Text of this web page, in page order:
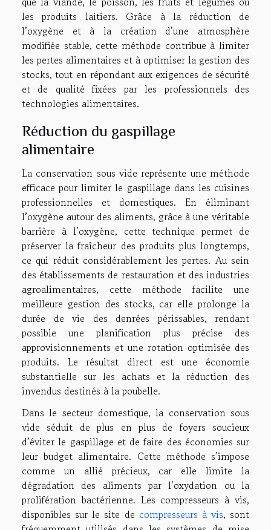
les produits laitiers. Grâce à la réduction de
l’oxygène et à la création d’une atmosphère
modifiée stable, cette méthode contribue à limiter
les pertes alimentaires et à optimiser la gestion des
stocks, tout en répondant aux exigences de sécurité
et de qualité fixées par les professionnels des
technologies alimentaires.
Réduction du gaspillage
alimentaire
La conservation sous vide représente une méthode
efficace pour limiter le gaspillage dans les cuisines
professionnelles et domestiques. En éliminant
l’oxygène autour des aliments, grâce à une véritable
barrière à l’oxygène, cette technique permet de
préserver la fraîcheur des produits plus longtemps,
ce qui réduit considérablement les pertes. Au sein
des établissements de restauration et des industries
agroalimentaires, cette méthode facilite une
meilleure gestion des stocks, car elle prolonge la
durée de vie des denrées périssables, rendant
possible une planification plus précise des
approvisionnements et une rotation optimisée des
produits. Le résultat direct est une économie
substantielle sur les achats et la réduction des
invendus destinés à la poubelle.
Dans le secteur domestique, la conservation sous
vide séduit de plus en plus de foyers soucieux
d’éviter le gaspillage et de faire des économies sur
leur budget alimentaire. Cette méthode s’impose
comme un allié précieux, car elle limite la
dégradation des aliments par l’oxydation ou la
prolifération bactérienne. Les compresseurs à vis,
disponibles sur le site de compresseurs à vis, sont